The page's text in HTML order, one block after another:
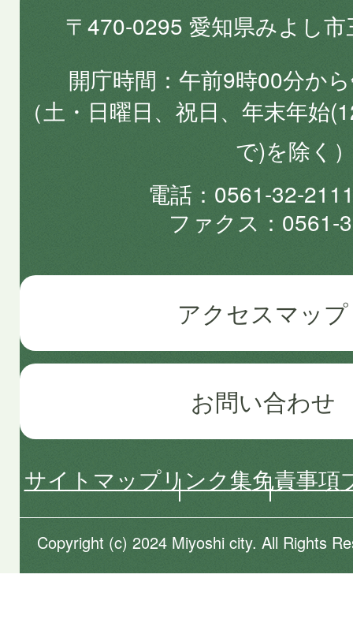
〒470-0295 愛知県みよし
開庁時間
午前9時00分か
（土・日曜日、祝日、年末年始
で)を除く
電話
0561-32-
ファクス
0561-
アクセスマップ
お問い合わせ
サイトマップリンク集免責事項
Copyright (c) 2024 Miyoshi city. All Rights